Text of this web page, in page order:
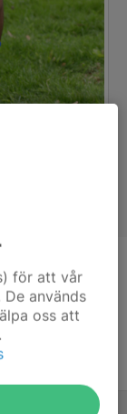
för att vår
används
oss att